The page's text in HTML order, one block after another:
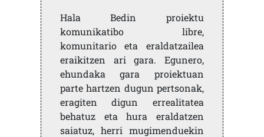
Hala Bedin proiektu
komunikatibo libre,
komunitario eta eraldatzailea
eraikitzen ari gara. Egunero,
ehundaka gara proiektuan
parte hartzen dugun pertsonak,
eragiten digun errealitatea
behatuz eta hura eraldatzen
saiatuz, herri mugimenduekin